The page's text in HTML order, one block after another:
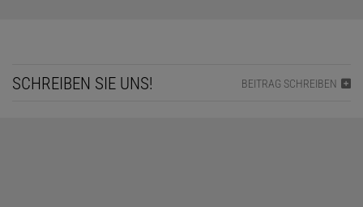
SCHREIBEN SIE UNS! BEITRAG SCHREIBEN